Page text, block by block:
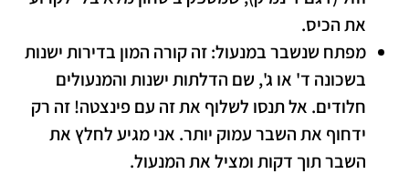
את הכיס.
מפתח שנשבר במנעול:זה קורה המון בדירות ישנות
בשכונה ד' או ג', שם הדלתות ישנות והמנעולים
חלודים. אל תנסו לשלוף את זה עם פינצטה! זה רק
ידחוף את השבר עמוק יותר. אני מגיע לחלץ את
השבר תוך דקות ומציל את המנעול.